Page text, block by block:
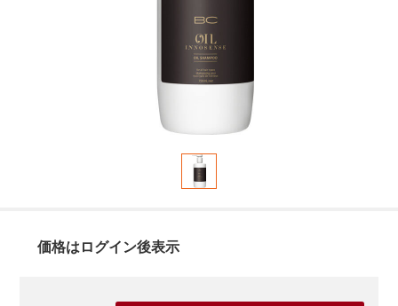
価格はログイン後表示